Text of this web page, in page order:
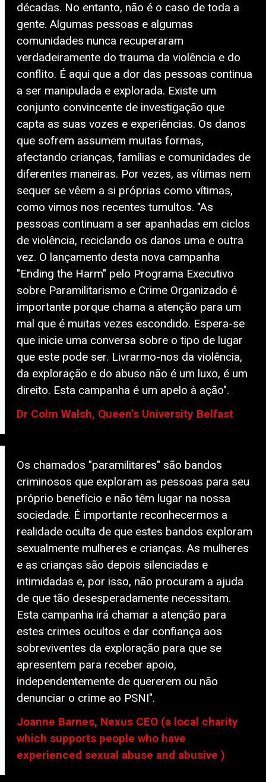
décadas. No entanto, não é o caso de toda a
gente. Algumas pessoas e algumas
comunidades nunca recuperaram
verdadeiramente do trauma da violência e do
conflito. É aqui que a dor das pessoas continua
a ser manipulada e explorada. Existe um
conjunto convincente de investigação que
capta as suas vozes e experiências. Os danos
que sofrem assumem muitas formas,
afectando crianças, famílias e comunidades de
diferentes maneiras. Por vezes, as vítimas nem
sequer se vêem a si próprias como vítimas,
como vimos nos recentes tumultos. "As
pessoas continuam a ser apanhadas em ciclos
de violência, reciclando os danos uma e outra
vez. O lançamento desta nova campanha
"Ending the Harm" pelo Programa Executivo
sobre Paramilitarismo e Crime Organizado é
importante porque chama a atenção para um
mal que é muitas vezes escondido. Espera-se
que inicie uma conversa sobre o tipo de lugar
que este pode ser. Livrarmo-nos da violência,
da exploração e do abuso não é um luxo, é um
direito. Esta campanha é um apelo à ação".
Dr Colm Walsh, Queen’s University Belfast
Os chamados "paramilitares" são bandos
criminosos que exploram as pessoas para seu
próprio benefício e não têm lugar na nossa
sociedade. É importante reconhecermos a
realidade oculta de que estes bandos exploram
sexualmente mulheres e crianças. As mulheres
e as crianças são depois silenciadas e
intimidadas e, por isso, não procuram a ajuda
de que tão desesperadamente necessitam.
Esta campanha irá chamar a atenção para
estes crimes ocultos e dar confiança aos
sobreviventes da exploração para que se
apresentem para receber apoio,
independentemente de quererem ou não
denunciar o crime ao PSNI".
Joanne Barnes, Nexus CEO (a local charity
which supports people who have
experienced sexual abuse and abusive )